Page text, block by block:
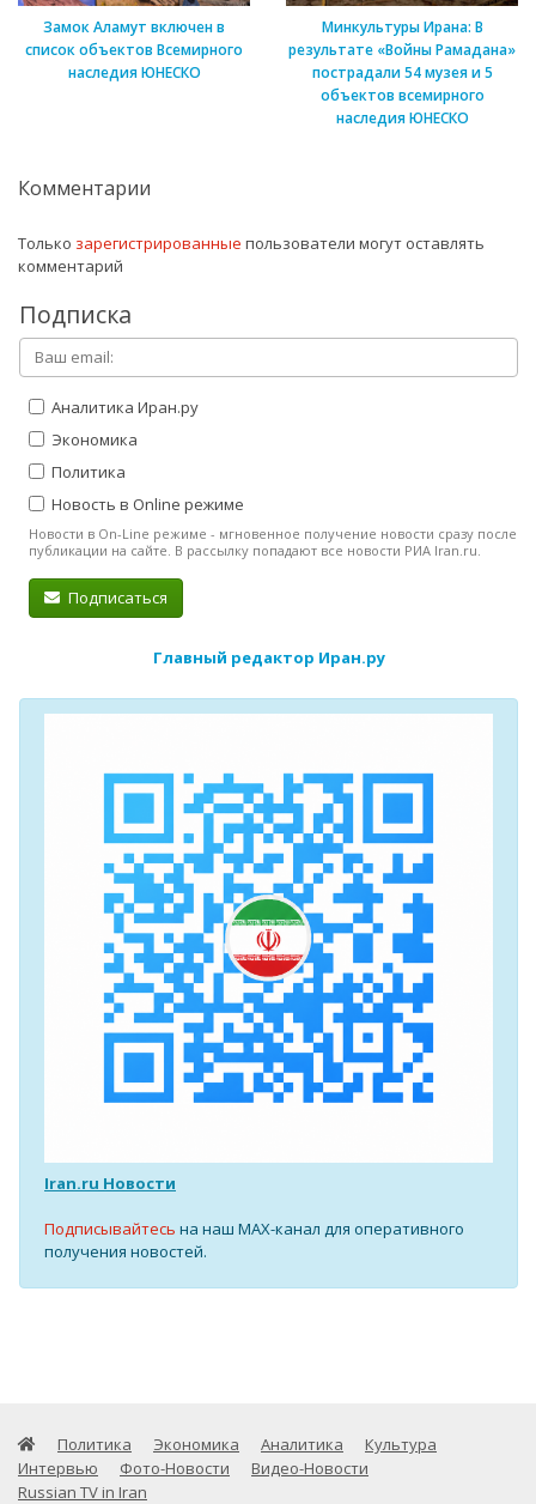
Замок Аламут включен в
список объектов Всемирного
наследия ЮНЕСКО
Минкультуры Ирана: В
результате «Войны Рамадана»
пострадали 54 музея и 5
объектов всемирного
наследия ЮНЕСКО
Комментарии
Только зарегистрированные пользователи могут оставлять
комментарий
Подписка
Аналитика Иран.ру
Экономика
Политика
Новость в Online режиме
Новости в On-Line режиме - мгновенное получение новости сразу после
публикации на сайте. В рассылку попадают все новости РИА Iran.ru.
Подписаться
Главный редактор Иран.ру
Iran.ru Новости
Подписывайтесь на наш MAX-канал для оперативного
получения новостей.
Политика Экономика Аналитика
Культура
Интервью
Фото-Новости
Видео-Новости
Russian TV in Iran